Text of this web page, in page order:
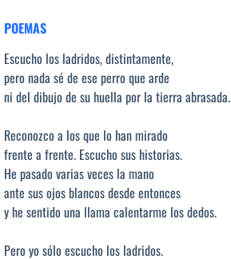
POEMAS
Escucho los ladridos, distintamente,
pero nada sé de ese perro que arde
ni del dibujo de su huella por la tierra abrasada.
Reconozco a los que lo han mirado
frente a frente. Escucho sus historias.
He pasado varias veces la mano
ante sus ojos blancos desde entonces
y he sentido una llama calentarme los dedos.
Pero yo sólo escucho los ladridos.